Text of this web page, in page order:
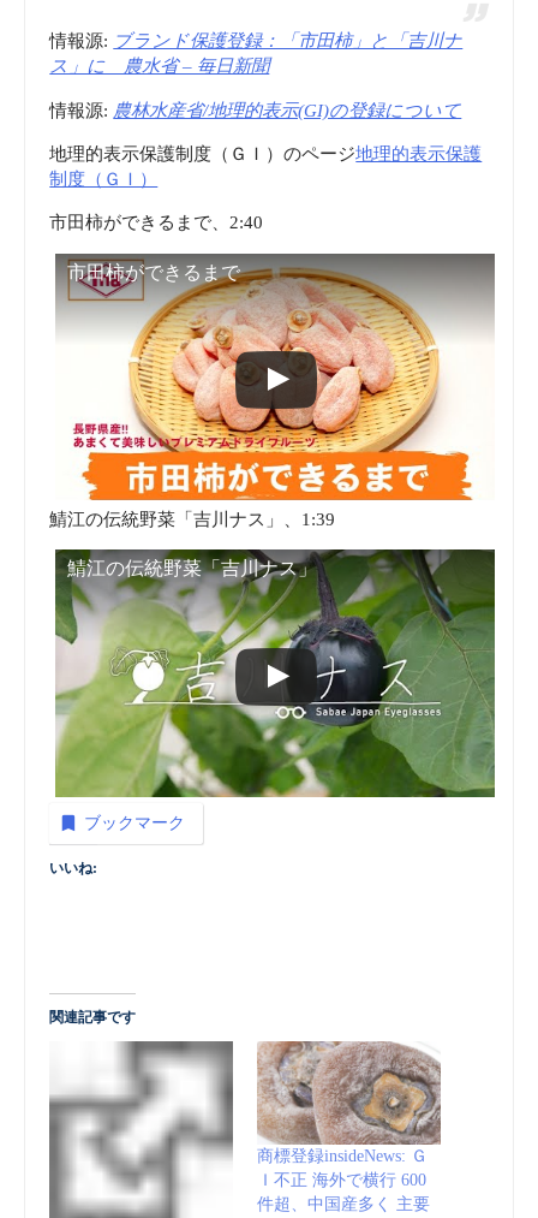
情報源: ブランド保護登録：「市田柿」と「吉川ナ
ス」に 農水省 – 毎日新聞
情報源: 農林水産省/地理的表示(GI)の登録について
地理的表示保護制度（ＧＩ）のページ地理的表示保護
制度（ＧＩ）
市田柿ができるまで、2:40
市田柿ができるまで
鯖江の伝統野菜「吉川ナス」、1:39
鯖江の伝統野菜「吉川ナス」
ブックマーク
いいね:
関連記事です
商標登録insideNews: Ｇ
Ｉ不正 海外で横行 600
件超、中国産多く 主要